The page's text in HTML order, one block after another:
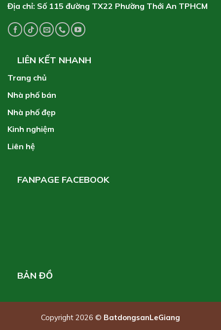
Địa chỉ: Số 115 đường TX22 Phường Thới An TPHCM
LIÊN KẾT NHANH
Trang chủ
Nhà phố bán
Nhà phố đẹp
Kinh nghiệm
Liên hệ
FANPAGE FACEBOOK
BẢN ĐỒ
Copyright 2026 © BatdongsanLeGiang